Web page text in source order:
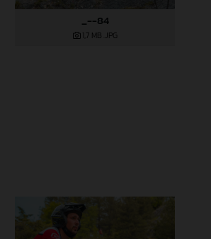
_--84
1,7 MB .JPG